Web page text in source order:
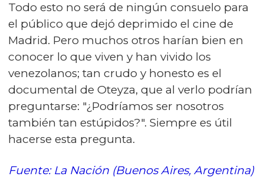
Todo esto no será de ningún consuelo para
el público que dejó deprimido el cine de
Madrid. Pero muchos otros harían bien en
conocer lo que viven y han vivido los
venezolanos; tan crudo y honesto es el
documental de Oteyza, que al verlo podrían
preguntarse: "¿Podríamos ser nosotros
también tan estúpidos?". Siempre es útil
hacerse esta pregunta.
Fuente: La Nación (Buenos Aires, Argentina)